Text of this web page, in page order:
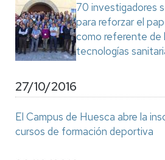
70 investigadores
para reforzar el
como referente de
tecnologías
27/10/2016
El Campus de Huesca abre la
cursos de formación deportiva